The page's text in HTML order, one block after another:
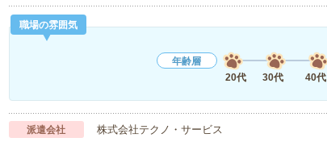
職場の雰囲気
年齢層
20代
30代 40代
派遣会社 株式会社テクノ・サービス